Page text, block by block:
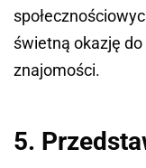
świetną okazję
znajomości.
5.